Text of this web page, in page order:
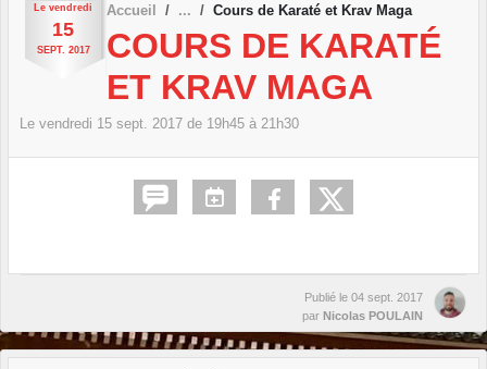
Le vendredi
15
SEPT. 2017
Accueil Cours de Karaté et Krav Maga
COURS DE KARATÉ
ET KRAV MAGA
Le vendredi 15 sept. 2017 de 19h45 à 21h30
Publié le 04 sept. 2017
par Nicolas POULAIN